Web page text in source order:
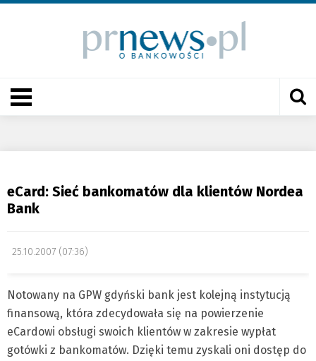
eCard: Sieć bankomatów dla klientów Nordea
Bank
25.10.2007 (07:36)
Notowany na GPW gdyński bank jest kolejną instytucją
finansową, która zdecydowała się na powierzenie
eCardowi obsługi swoich klientów w zakresie wypłat
gotówki z bankomatów. Dzięki temu zyskali oni dostęp do